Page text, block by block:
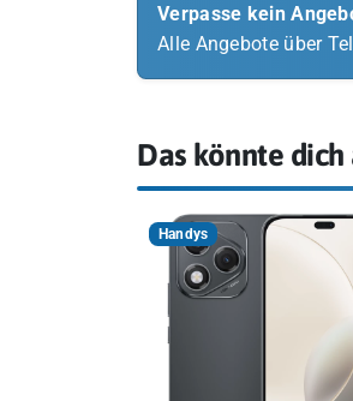
Verpasse kein
Alle Angebote über
Das könnte
Handys